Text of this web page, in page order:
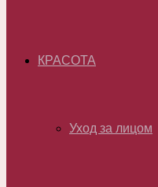
КРАСОТА
Уход за лицом